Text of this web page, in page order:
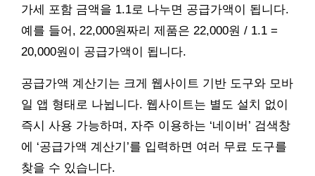
가세 포함 금액을 1.1로 나누면 공급가액이 됩니다.
예를 들어, 22,000원짜리 제품은 22,000원 / 1.1 =
20,000원이 공급가액이 됩니다.
공급가액 계산기는 크게 웹사이트 기반 도구와 모바
일 앱 형태로 나뉩니다. 웹사이트는 별도 설치 없이
즉시 사용 가능하며, 자주 이용하는 ‘네이버’ 검색창
에 ‘공급가액 계산기’를 입력하면 여러 무료 도구를
찾을 수 있습니다.